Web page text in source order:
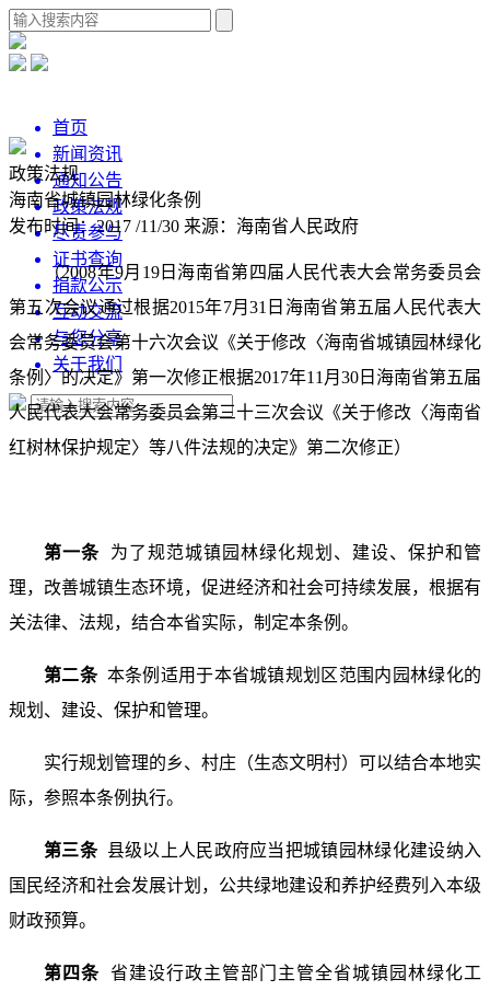
首页
新闻资讯
通知公告
政策法规
尽责参与
证书查询
捐款公示
互动交流
与您分享
关于我们
政策法规
海南省城镇园林绿化条例
发布时间：2017 /11/30 来源：海南省人民政府
（2008年9月19日海南省第四届人民代表大会常务委员会
第五次会议通过根据2015年7月31日海南省第五届人民代表大
会常务委员会第十六次会议《关于修改〈海南省城镇园林绿化
条例〉的决定》第一次修正根据2017年11月30日海南省第五届
人民代表大会常务委员会第三十三次会议《关于修改〈海南省
红树林保护规定〉等八件法规的决定》第二次修正）
第一条 为了规范城镇园林绿化规划、建设、保护和管
理，改善城镇生态环境，促进经济和社会可持续发展，根据有
关法律、法规，结合本省实际，制定本条例。
第二条 本条例适用于本省城镇规划区范围内园林绿化的
规划、建设、保护和管理。
实行规划管理的乡、村庄（生态文明村）可以结合本地实
际，参照本条例执行。
第三条 县级以上人民政府应当把城镇园林绿化建设纳入
国民经济和社会发展计划，公共绿地建设和养护经费列入本级
财政预算。
第四条 省建设行政主管部门主管全省城镇园林绿化工